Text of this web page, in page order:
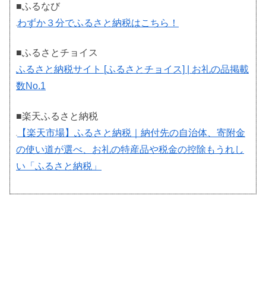
■ふるなび
わずか３分でふるさと納税はこちら！
■ふるさとチョイス
ふるさと納税サイト [ふるさとチョイス] | お礼の品掲載
数No.1
■楽天ふるさと納税
【楽天市場】ふるさと納税｜納付先の自治体、寄附金
の使い道が選べ、お礼の特産品や税金の控除もうれし
い「ふるさと納税」